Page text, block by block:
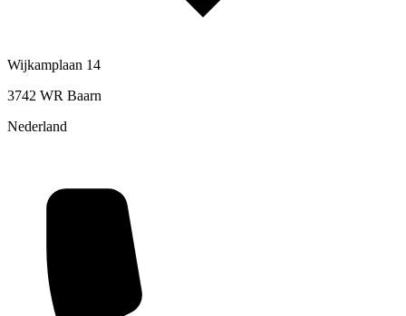
Wijkamplaan 14
3742 WR Baarn
Nederland